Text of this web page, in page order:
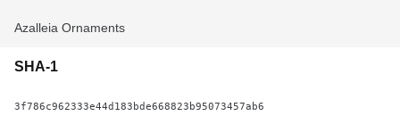
Azalleia Ornaments
SHA-1
3f786c962333e44d183bde668823b95073457ab6